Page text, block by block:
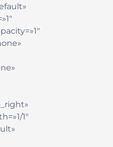
1″